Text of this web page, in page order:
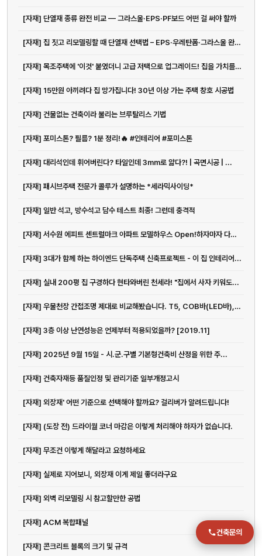
[자재] 단열재 종류 완전 비교 — 그라스울·EPS·PF보드 어떤 걸 써야 할까
[자재] 집 짓고 리모델링할 때 단열재 선택법 – EPS·우레탄폼·그라스울 완전 비교
[자재] 목조주택에 '이것' 붙였더니 고급 저택으로 업그레이드! 집을 가치를 올리는 외장재
[자재] 15만원 아끼려다 집 망가집니다! 30년 이상 가는 주택 창호 시공법
[자재] 건물없는 건축이라 불리는 브루탈리스 기법
[자재] 포미스톤? 필름? 1분 정리!🔥 #인테리어 #포미스톤
[자재] 대리석인데 휘어버린다? 타일인데 3mm로 얇다?! | 곡면시공 | ...
[자재] 패시브주택 전문가 콜루가 설명하는 *세라믹사이딩*
[자재] 일반 석고, 방수석고 담수 테스트 최종! 그런데 충격적
[자재] 서수원 에피트 센트럴마크 아파트 모델하우스 Open!하자마자 다녀왔...
[자재] 3대가 함께 하는 하이엔드 단독주택 신축프로젝트 - 이 집 인테리어...
[자재] 실내 200평 집 구경하다 현타와버린 천세라! "집에서 사자 키워도...
[자재] 우물천장 간접조명 제대로 비교해봤습니다. T5, COB바(LED바), 블럭바
[자재] 3층 이상 난연성능은 언제부터 적용되었을까? [2019.11]
[자재] 2025년 9월 15일 - 시․군․구별 기본형건축비 산정을 위한 주...
[자재] 건축자재등 품질인정 및 관리기준 일부개정고시
[자재] 외장재' 어떤 기준으로 선택해야 할까요? 걸리버가 알려드립니다!
[자재] (도장 전) 드라이월 코너 마감은 이렇게 처리해야 하자가 없습니다.
[자재] 무조건 이렇게 해달라고 요청하세요
[자재] 실제로 지어보니, 외장재 이게 제일 좋더라구요
[자재] 외벽 리모델링 시 참고할만한 공법
[자재] ACM 복합패널
[자재] 콘크리트 블록의 크기 및 규격
건축문의
jmc@chiho.co.kr
주소
POSCO 샤인오피스 306호
운영시간